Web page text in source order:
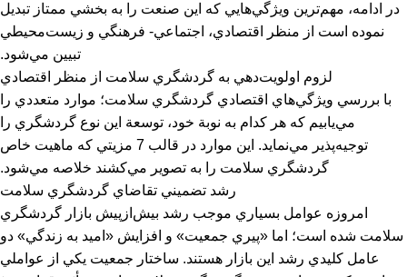
در ادامه، مهم‌ترين ويژگي‌هايي كه اين صنعت را به بخشي ممتاز تبديل
نموده است از منظر اقتصادي، اجتماعي- فرهنگي و زيست‌محيطي
تبيين مي‌شود.
لزوم اولويت‌دهي به گردشگري سلامت از منظر اقتصادي
با بررسي ويژگي‌هاي اقتصادي گردشگري سلامت؛ موارد متعددي را
مي‌يابيم كه هر كدام به‌ نوبة خود، توسعة اين نوع گردشگري را
توجيه‌پذير مي‌‌نمايد. اين موارد در قالب 7 مزيتي كه ماهيت خاص
گردشگري سلامت را به تصوير مي‌كشند خلاصه مي‌شود.
رشد تضميني تقاضاي گردشگري سلامت
امروزه عوامل بسياري موجب رشد بيش‌ازپيش بازار گردشگري
سلامت شده‌ است؛ اما «پيري جمعيت» و افزايش «اميد به زندگي» دو
عامل كليدي رشد اين بازار هستند. ساختار جمعيت يكي از عواملي